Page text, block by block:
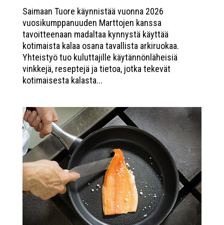
Saimaan Tuore käynnistää vuonna 2026
vuosikumppanuuden Marttojen kanssa
tavoitteenaan madaltaa kynnystä käyttää
kotimaista kalaa osana tavallista arkiruokaa.
Yhteistyö tuo kuluttajille käytännönläheisiä
vinkkejä, reseptejä ja tietoa, jotka tekevät
kotimaisesta kalasta...